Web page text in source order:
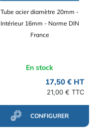
Tube acier diamètre 20mm -
Intérieur 16mm - Norme DIN
France
En stock
17,50 € HT
21,00 € TTC
CONFIGURER